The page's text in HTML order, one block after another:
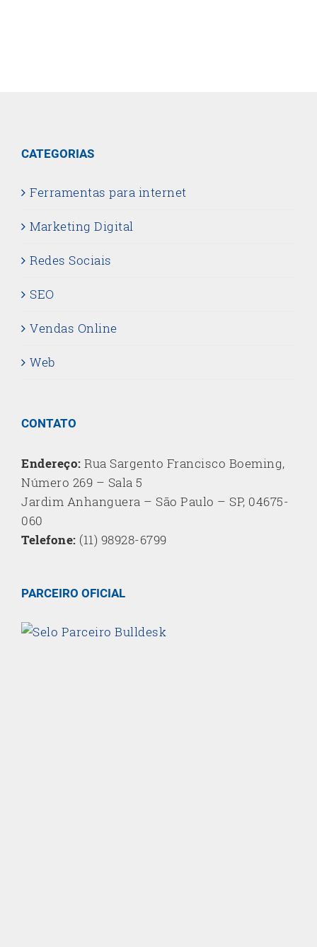
CATEGORIAS
Ferramentas para internet
Marketing Digital
Redes Sociais
SEO
Vendas Online
Web
CONTATO
Endereço: Rua Sargento Francisco Boeming,
Número 269 – Sala 5
Jardim Anhanguera – São Paulo – SP, 04675-
060
Telefone: (11) 98928-6799
PARCEIRO OFICIAL